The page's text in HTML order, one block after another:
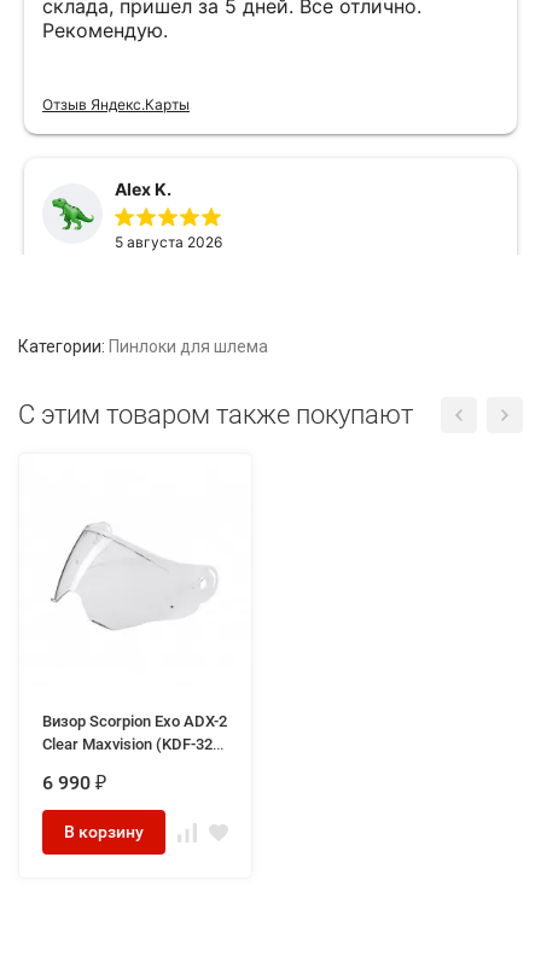
Категории: Пинлоки для шлема
C этим товаром также покупают
Визор Scorpion Exo ADX-2
Clear Maxvision (KDF-32),
прозрачный
6 990 ₽
В корзину